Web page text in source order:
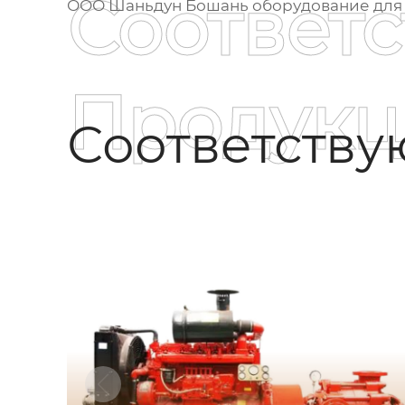
ООО Шаньдун Бошань оборудование для